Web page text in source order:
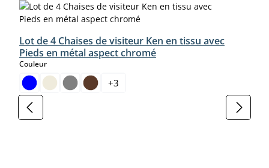
Lot de 4 Chaises de visiteur Ken en tissu avec
Pieds en métal aspect chromé
Couleurselect
+3